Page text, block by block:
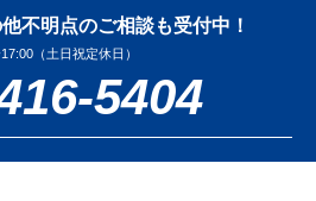
不明点のご相談も受付中！
（土日祝定休日）
5404